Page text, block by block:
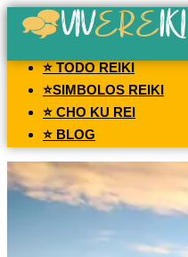
⭐ TODO REIKI
⭐SIMBOLOS REIKI
⭐ CHO KU REI
⭐ BLOG